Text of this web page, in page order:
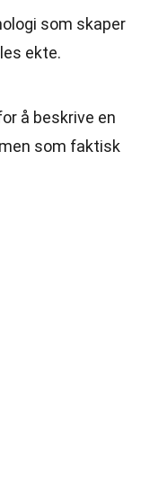
som skaper
ekte.
å beskrive en
som faktisk